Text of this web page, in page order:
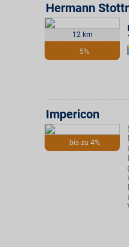
12 km
5%
Hermann
bis zu 4%
Impericon